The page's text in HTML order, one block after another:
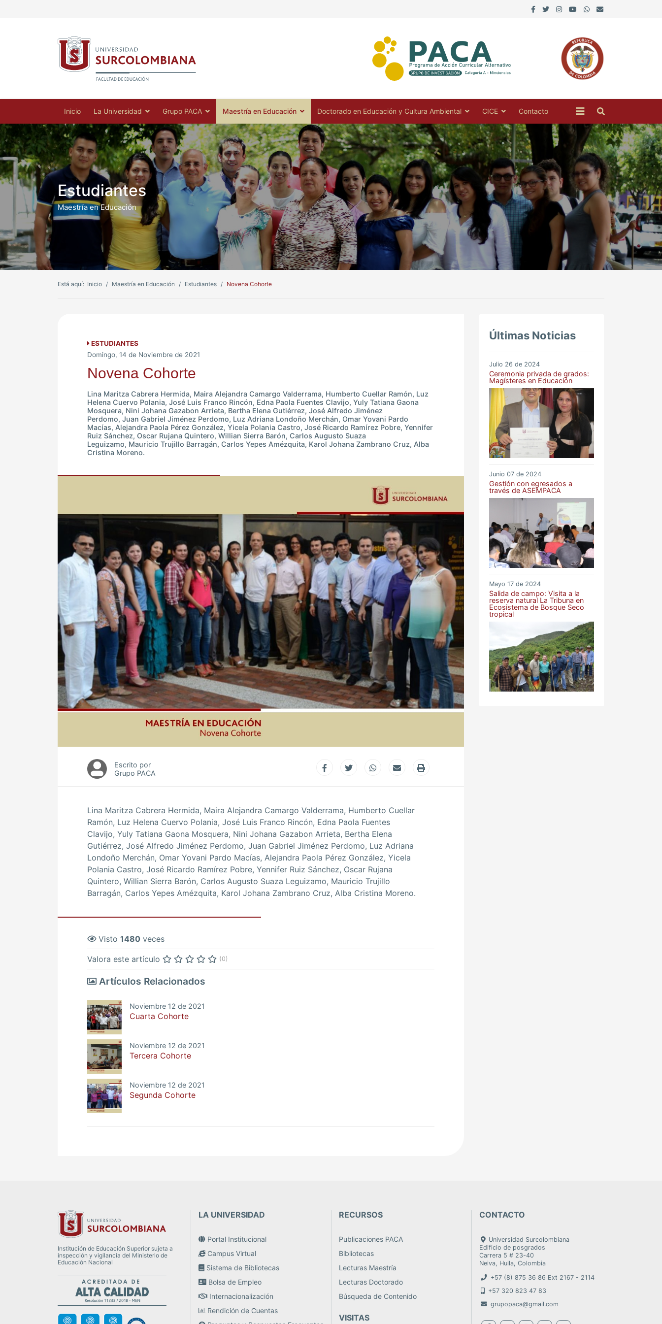
Inicio La Universidad Grupo PACA Maestría en Educación Doctorado en Educación y Cultura Ambiental CICE Contacto
Estudiantes
Maestría en Educación
Está aquí: Inicio Maestría en Educación Estudiantes Novena Cohorte
ESTUDIANTES
Domingo, 14 de Noviembre de 2021
Novena Cohorte
Lina Maritza Cabrera Hermida, Maira Alejandra Camargo Valderrama, Humberto Cuellar Ramón, Luz
Helena Cuervo Polania, José Luis Franco Rincón, Edna Paola Fuentes Clavijo, Yuly Tatiana Gaona
Mosquera, Nini Johana Gazabon Arrieta, Bertha Elena Gutiérrez, José Alfredo Jiménez
Perdomo, Juan Gabriel Jiménez Perdomo, Luz Adriana Londoño Merchán, Omar Yovani Pardo
Macías, Alejandra Paola Pérez González, Yicela Polania Castro, José Ricardo Ramírez Pobre, Yennifer
Ruiz Sánchez, Oscar Rujana Quintero, Willian Sierra Barón, Carlos Augusto Suaza
Leguizamo, Mauricio Trujillo Barragán, Carlos Yepes Amézquita, Karol Johana Zambrano Cruz, Alba
Cristina Moreno.
Escrito por
Grupo PACA
Lina Maritza Cabrera Hermida, Maira Alejandra Camargo Valderrama, Humberto Cuellar
Ramón, Luz Helena Cuervo Polania, José Luis Franco Rincón, Edna Paola Fuentes
Clavijo, Yuly Tatiana Gaona Mosquera, Nini Johana Gazabon Arrieta, Bertha Elena
Gutiérrez, José Alfredo Jiménez Perdomo, Juan Gabriel Jiménez Perdomo, Luz Adriana
Londoño Merchán, Omar Yovani Pardo Macías, Alejandra Paola Pérez González, Yicela
Polania Castro, José Ricardo Ramírez Pobre, Yennifer Ruiz Sánchez, Oscar Rujana
Quintero, Willian Sierra Barón, Carlos Augusto Suaza Leguizamo, Mauricio Trujillo
Barragán, Carlos Yepes Amézquita, Karol Johana Zambrano Cruz, Alba Cristina Moreno.
Visto 1480 veces
Valora este artículo (0)
Artículos Relacionados
Noviembre 12 de 2021
Cuarta Cohorte
Noviembre 12 de 2021
Tercera Cohorte
Noviembre 12 de 2021
Segunda Cohorte
Últimas Noticias
Julio 26 de 2024
Ceremonia privada de grados:
Magísteres en Educación
Junio 07 de 2024
Gestión con egresados a
través de ASEMPACA
Mayo 17 de 2024
Salida de campo: Visita a la
reserva natural La Tribuna en
Ecosistema de Bosque Seco
tropical
Institución de Educación Superior sujeta a
inspección y vigilancia del Ministerio de
Educación Nacional
LA UNIVERSIDAD
Portal Institucional
Campus Virtual
Sistema de Bibliotecas
Bolsa de Empleo
Internacionalización
Rendición de Cuentas
RECURSOS
Publicaciones PACA
Bibliotecas
Lecturas Maestría
Lecturas Doctorado
Búsqueda de Contenido
VISITAS
CONTACTO
Universidad Surcolombiana
Edificio de posgrados
Carrera 5 # 23-40
Neiva, Huila, Colombia
+57 (8) 875 36 86 Ext 2167 - 2114
+57 320 823 47 83
grupopaca@gmail.com